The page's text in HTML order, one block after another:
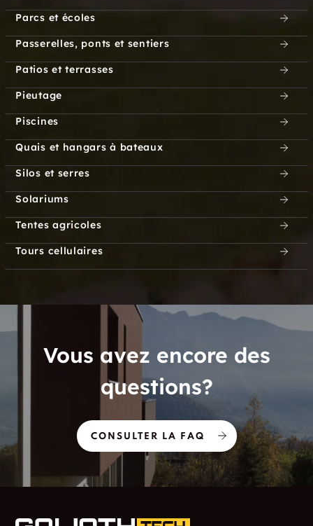
Parcs et écoles
Passerelles, ponts et sentiers
Patios et terrasses
Pieutage
Piscines
Quais et hangars à bateaux
Silos et serres
Solariums
Tentes agricoles
Tours cellulaires
Vous avez encore des
questions?
CONSULTER LA FAQ